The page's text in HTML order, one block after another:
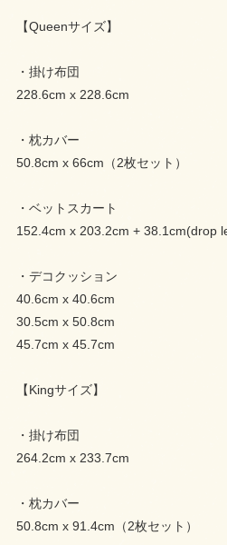
【Queenサイズ】
・掛け布団
228.6cm x 228.6cm
・枕カバー
50.8cm x 66cm（2枚セット）
・ベットスカート
152.4cm x 203.2cm + 38.1cm(drop
・デコクッション
40.6cm x 40.6cm
30.5cm x 50.8cm
45.7cm x 45.7cm
【Kingサイズ】
・掛け布団
264.2cm x 233.7cm
・枕カバー
50.8cm x 91.4cm（2枚セット）